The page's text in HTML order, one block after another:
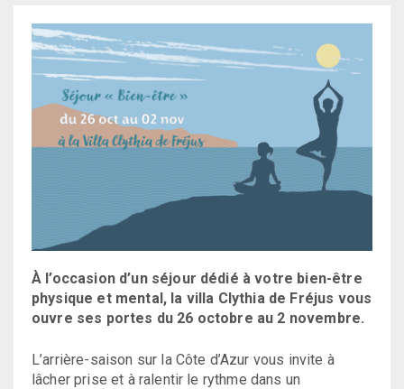
À l’occasion d’un séjour dédié à votre bien-être
physique et mental, la villa Clythia de Fréjus vous
ouvre ses portes du 26 octobre au 2 novembre.
L’arrière-saison sur la Côte d’Azur vous invite à
lâcher prise et à ralentir le rythme dans un